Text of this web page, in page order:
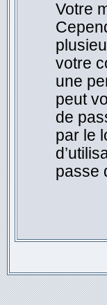
Votre
votre
une
peut
de
par le
passe